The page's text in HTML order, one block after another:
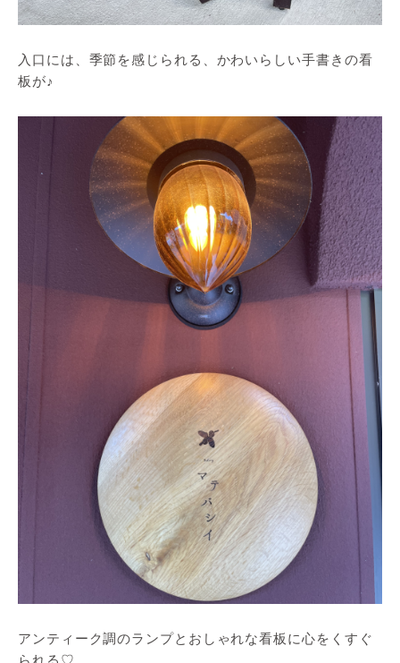
入口には、季節を感じられる、かわいらしい手書きの看
板が♪
アンティーク調のランプとおしゃれな看板に心をくすぐ
られる♡